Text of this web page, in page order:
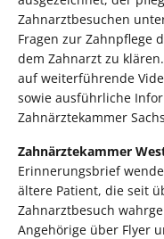
Zahnarztbesuchen
Fragen zur Zahnpflege
dem Zahnarzt zu
auf weiterführende
sowie ausführliche
Zahnärztekammer
Zahnärztekammer
Erinnerungsbrief
ältere Patient, die seit
Zahnarztbesuch
Angehörige über Flyer